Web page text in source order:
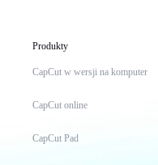
Produkty
CapCut w wersji na komputer
CapCut online
CapCut Pad